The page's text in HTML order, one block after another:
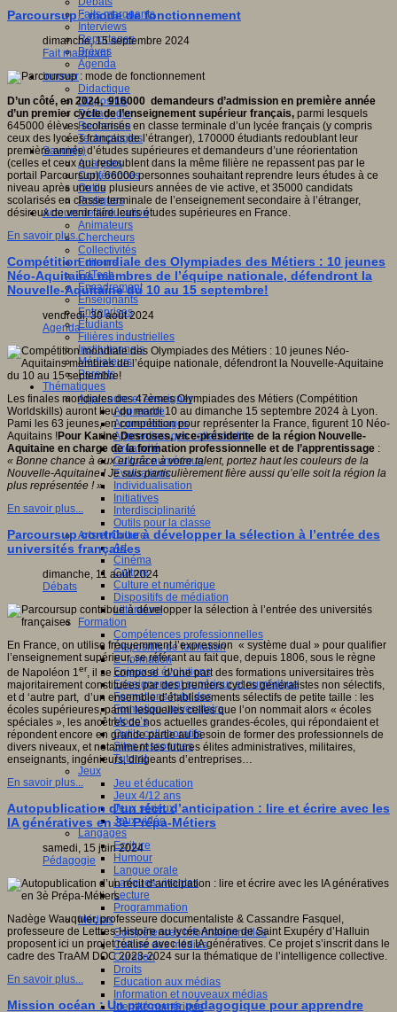
Faits marquants
Interviews
Reportages
Brèves
Agenda
Innover
Didactique
Dispositifs
Pédagogie
Recherche
Technologies
Savoir(s)
Analyses
Conférences
Outils
Pratiques
Acteurs de l'éducation
Animateurs
Chercheurs
Collectivités
Editeurs
EdTech
Encadrement
Enseignants
Entreprises
Etudiants
Filières industrielles
Institutionnels
Médiateurs
Parents
Thématiques
Apprendre et enseigner
Apprendre
Apprentissages
Apprentissages collaboratifs
Créativité
Culture numérique
Evaluations
Individualisation
Initiatives
Interdisciplinarité
Outils pour la classe
Arts et Culture
Art
Cinéma
Culture
Culture et numérique
Dispositifs de médiation
Littérature
Formation
Compétences professionnelles
Dispositifs de formation
E- formation
Enjeux et évolutions
Enseignement supérieur et numérique
Formations hybrides
Formation universitaire
Mooc’s
Outils collaboratifs
Sites ressources
Tutorat
Jeux
Jeu et éducation
Jeux 4/12 ans
Jeux sérieux
Jeux vidéo
Langages
Ecriture
Humour
Langue orale
Langues vivantes
Lecture
Programmation
Médias
Compétences informationnelles
Culture des médias
Curation
Droits
Education aux médias
Information et nouveaux médias
Identité numérique
Parcoursup : mode de fonctionnement
dimanche, 15 septembre 2024
Fait marquant
D’un côté, en 2024, 916000 demandeurs d’admission en première année
d’un premier cycle de l’enseignement supérieur français, parmi lesquels
645000 élèves scolarisés en classe terminale d’un lycée français (y compris
ceux des lycées français de l’étranger), 170000 étudiants redoublant leur
première année d’études supérieures et demandeurs d’une réorientation
(celles et ceux qui redoublent dans la même filière ne repassent pas par le
portail Parcoursup), 66000 personnes souhaitant reprendre leurs études à ce
niveau après une ou plusieurs années de vie active, et 35000 candidats
scolarisés en classe terminale de l’enseignement secondaire à l’étranger,
désireux de venir faire leurs études supérieures en France.
En savoir plus...
Compétition mondiale des Olympiades des Métiers : 10 jeunes
Néo-Aquitains membres de l’équipe nationale, défendront la
Nouvelle-Aquitaine du 10 au 15 septembre!
vendredi, 30 août 2024
Agenda
Les finales mondiales des 47èmes Olympiades des Métiers (Compétition
Worldskills) auront lieu du mardi 10 au dimanche 15 septembre 2024 à Lyon.
Pami les 63 jeunes, en compétition pour représenter la France, figurent 10 Néo-
Aquitains !Pour Karine Desroses, vice-présidente de la région Nouvelle-
Aquitaine en charge de la formation professionnelle et de l’apprentissage :
« Bonne chance à eux et grâce à votre talent, portez haut les couleurs de la
Nouvelle-Aquitaine ! Je suis particulièrement fière aussi qu’elle soit la région la
plus représentée ! ».
En savoir plus...
Parcoursup contribue à développer la sélection à l’entrée des
universités françaises
dimanche, 11 août 2024
Débats
En France, on utilise fréquemment l’expression « système dual » pour qualifier
l’enseignement supérieur, se référant au fait que, depuis 1806, sous le règne
de Napoléon 1er, il se compose d’une part des formations universitaires très
majoritairement constituées par des premiers cycles généralistes non sélectifs,
et d ‘autre part, d’un ensemble d’établissements sélectifs de petite taille : les
écoles supérieures, parmi lesquelles celles que l’on nommait alors « écoles
spéciales », les ancêtres de nos actuelles grandes-écoles, qui répondaient et
répondent encore en grande partie au besoin de former des professionnels de
divers niveaux, et notamment les futures élites administratives, militaires,
enseignants, ingénieurs, dirigeants d’entreprises…
En savoir plus...
Autopublication d’un récit d’anticipation : lire et écrire avec les
IA génératives en 3è Prépa-Métiers
samedi, 15 juin 2024
Pédagogie
Nadège Wauquier, professeure documentaliste & Cassandre Fasquel,
professeure de Lettres-Histoire au lycée Antoine de Saint Exupéry d’Halluin
proposent ici un projet réalisé avec les IA génératives. Ce projet s’inscrit dans le
cadre des TraAM DOC 2023-2024 sur la thématique de l’intelligence collective.
En savoir plus...
Mission océan : Un parcours pédagogique pour apprendre